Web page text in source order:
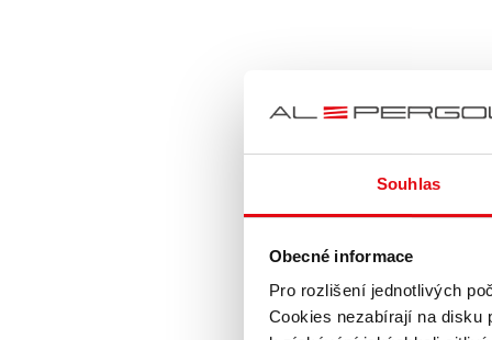
Souhlas
Obecné informace
Pro rozlišení jednotlivých
Cookies nezabírají na disku